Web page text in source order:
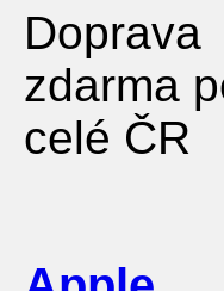
Doprava
zdarma
celé ČR